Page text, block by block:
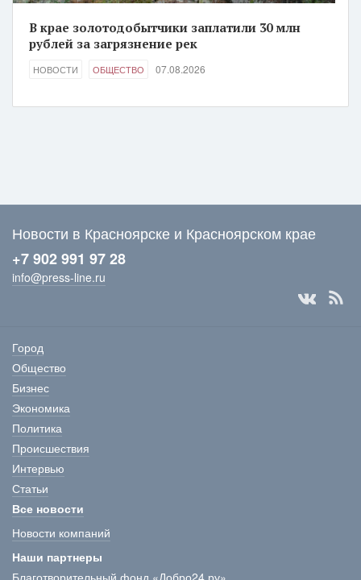
В крае золотодобытчики заплатили 30 млн
рублей за загрязнение рек
НОВОСТИ ОБЩЕСТВО 07.08.2026
Новости в Красноярске и Красноярском крае
+7 902 991 97 28
info@press-line.ru
Город
Общество
Бизнес
Экономика
Политика
Происшествия
Интервью
Статьи
Все новости
Новости компаний
Наши партнеры
Благотворительный фонд «Добро24.ру»